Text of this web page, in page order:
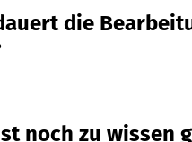
die
noch zu wissen